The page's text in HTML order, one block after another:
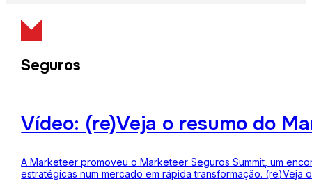
Seguros
Vídeo: (re)Veja o resumo do
A Marketeer promoveu o Marketeer Seguros Summit, um
estratégicas num mercado em rápida transformação. (re)Veja